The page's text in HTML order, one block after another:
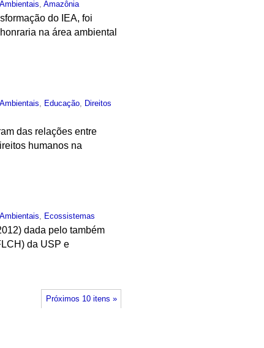
,Amazônia
do IEA, foi
na área ambiental
Educação Direitos
das relações entre
humanos na
, Ecossistemas
dada pelo também
da USP e
Próximos 10 itens »